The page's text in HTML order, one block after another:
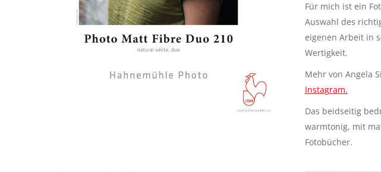
Für mich ist ein
Auswahl des
eigenen Arbeit in
Wertigkeit.
Mehr von Angela
Instagram.
Das beidseitig
warmtonig, mit
Fotobücher.